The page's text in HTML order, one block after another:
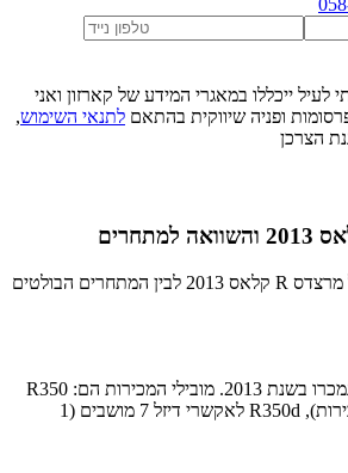
ייכללו במאגרי המידע של קארזון ואני
ופניה שיווקית בהתאם לתנאי השימוש,
הצרכן
השוואת רמות הגימור של מרצדס R קלאס 2013 לבין המתחרים הבולטים
3 רכבי מרצדס R קלאס נמכרו בשנת 2013. מובילי המכירות הם: R350
לאקשרי 7 מושבים (2 מכירות), R350d לאקשרי דיזל 7 מושבים (1